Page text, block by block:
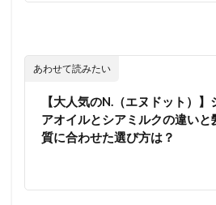
あわせて読みたい
【大人気のN.（エヌドット）】
アオイルとシアミルクの違いと
質に合わせた選び方は？